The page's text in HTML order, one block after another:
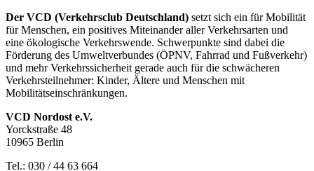
Der VCD (Verkehrsclub Deutschland) setzt sich ein für Mobilität
für Menschen, ein positives Miteinander aller Verkehrsarten und
eine ökologische Verkehrswende. Schwerpunkte sind dabei die
Förderung des Umweltverbundes (ÖPNV, Fahrrad und Fußverkehr)
und mehr Verkehrssicherheit gerade auch für die schwächeren
Verkehrsteilnehmer: Kinder, Ältere und Menschen mit
Mobilitätseinschränkungen.
VCD Nordost e.V.
Yorckstraße 48
10965 Berlin
Tel.: 030 / 44 63 664